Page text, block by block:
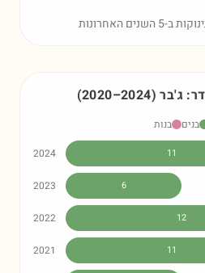
ג'בר (2020–2024)
בנים
בנות
2024
11
2023 6
2022 12
2021 11